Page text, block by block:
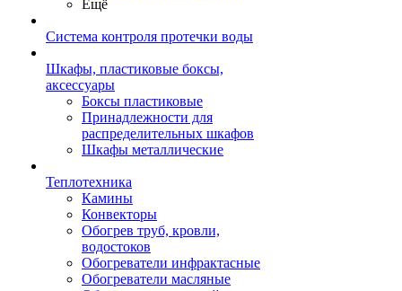
Ещё
Система контроля протечки воды
Шкафы, пластиковые боксы,
аксессуары
Боксы пластиковые
Принадлежности для
распределительных шкафов
Шкафы металлические
Теплотехника
Камины
Конвекторы
Обогрев труб, кровли,
водостоков
Обогреватели инфрактасные
Обогреватели масляные